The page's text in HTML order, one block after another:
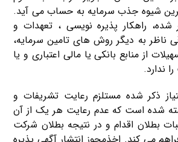
شیوه جذب سرمایه به حساب می آید.
شده، راهکار پذیره نویسی ، تعهدات و
ناظر به دیگر روش های تامین سرمایه،
از منابع بانکی یا مالی اعتباری و یا
ندارد.
ذکر شده مستلزم رعایت تشریفات و
شده است که عدم رعایت هر یک از آن
بطلان اقدام و در نتیجه بطلان شرکت